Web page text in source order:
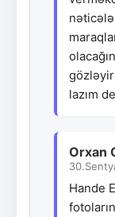
lazım
Orxan
Hande